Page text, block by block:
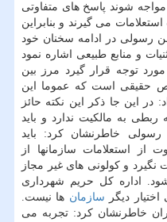
شوند پاسخ های متفاوتی
می گیرند و بنابراین
رسولی در ادامه سخنان خود
و منابع طبیعی اشاره نمود
توجه قرار گیرد مرز بین
حقیقی است كه عموما این
در این جا ذكر این نكته حائز
به مالكیت ندارد و باید
رسولی خاطرنشان كرد: باید
از استعلامات سازمانها از
و كولونی های غیر مجاز
اداره كل حریم شهرداری
دیگر سازمان ها نیست.
خاطرنشان كرد: تجربه می